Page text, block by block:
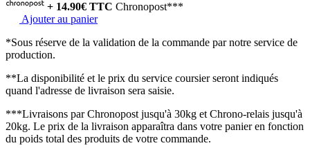
+ 14.90€ TTC Chronopost***
Ajouter au panier
*Sous réserve de la validation de la commande par notre service de
production.
**La disponibilité et le prix du service coursier seront indiqués
quand l'adresse de livraison sera saisie.
***Livraisons par Chronopost jusqu'à 30kg et Chrono-relais jusqu'à
20kg. Le prix de la livraison apparaîtra dans votre panier en fonction
du poids total des produits de votre commande.